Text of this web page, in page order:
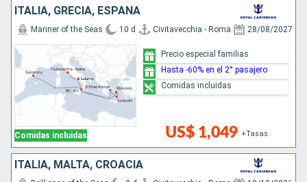
ITALIA, GRECIA, ESPAÑA
Comidas incluidas
Mariner of the Seas 10 d Civitavecchia - Roma 28/08/2027
US$ 1,049 +Tasas
Precio especial familias
Hasta -60% en el 2° pasajero
Comidas incluidas
ITALIA, MALTA, CROACIA